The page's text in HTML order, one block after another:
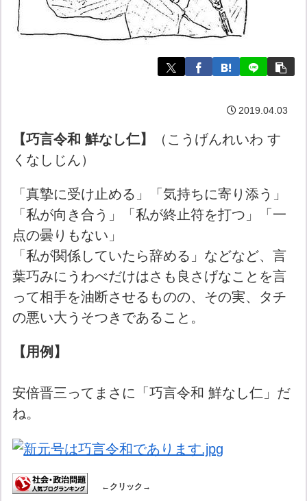
2019.04.03
【巧言令和 鮮なし仁】
（こうげんれいわ す
くなしじん）
「真摯に受け止める」「気持ちに寄り添う」
「私が向き合う」「私が終止符を打つ」「一
点の曇りもない」
「私が関係していたら辞める」などなど、言
葉巧みにうわべだけはさも良さげなことを言
って相手を油断させるものの、その実、タチ
の悪い大うそつきであること。
【用例】
安倍晋三ってまさに「巧言令和 鮮なし仁」だ
ね。
←クリック→